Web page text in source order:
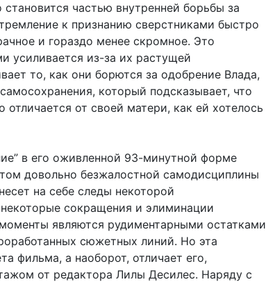
частью внутренней борьбы за
к признанию сверстниками быстро
и гораздо менее скромное. Это
усиливается из-за их растущей
то, как они борются за одобрение Влада,
который подсказывает, что
от своей матери, как ей хотелось
в его оживленной 93-минутной форме
довольно безжалостной самодисциплины
на себе следы некоторой
сокращения и элиминации
являются рудиментарными остатками
сюжетных линий. Но эта
фильма, а наоборот, отличает его,
от редактора Лилы Десилес. Наряду с